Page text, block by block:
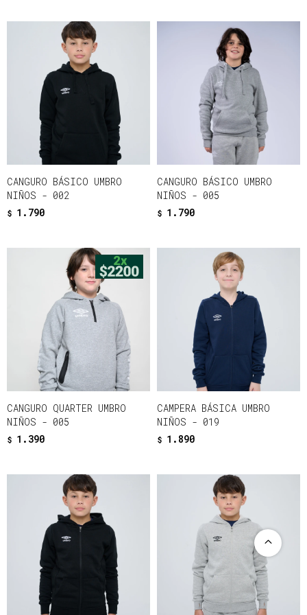
CANGURO BÁSICO UMBRO
NIÑOS - 002
$ 1.790
CANGURO BÁSICO UMBRO
NIÑOS - 005
$ 1.790
CANGURO QUARTER UMBRO
NIÑOS - 005
$ 1.390
CAMPERA BÁSICA UMBRO
NIÑOS - 019
$ 1.890